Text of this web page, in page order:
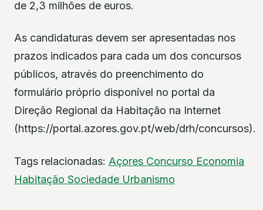
de 2,3 milhões de euros.
As candidaturas devem ser apresentadas nos
prazos indicados para cada um dos concursos
públicos, através do preenchimento do
formulário próprio disponível no portal da
Direção Regional da Habitação na Internet
(https://portal.azores.gov.pt/web/drh/concursos).
Tags relacionadas: Açores Concurso Economia
Habitação Sociedade Urbanismo